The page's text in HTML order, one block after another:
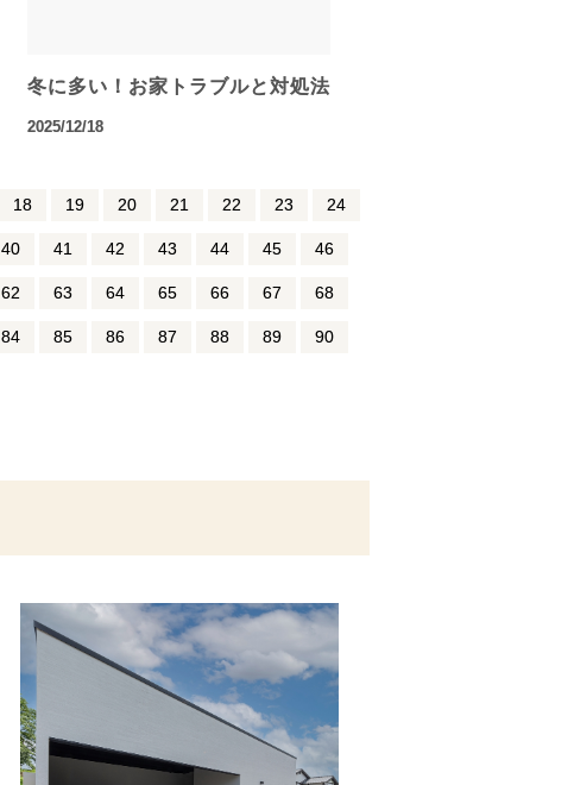
冬に多い！お家トラブルと対処法
2025/12/18
18 19 20 21 22 23 24
40 41 42 43 44 45 46
62 63 64 65 66 67 68
84 85 86 87 88 89 90